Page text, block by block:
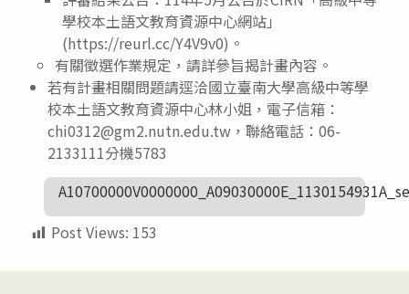
學校本土語文教育資源中心網站」
(https://reurl.cc/Y4V9v0)。
有關徵選作業規定，請詳參旨揭計畫內容。
若有計畫相關問題請逕洽國立臺南大學高級中等學
校本土語文教育資源中心林小姐，電子信箱：
chi0312@gm2.nutn.edu.tw，聯絡電話：06-
2133111分機5783
Post Views: 153